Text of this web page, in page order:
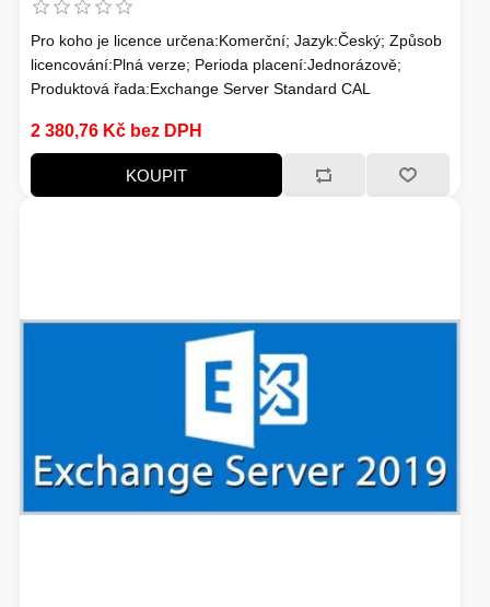
Pro koho je licence určena:Komerční; Jazyk:Český; Způsob
licencování:Plná verze; Perioda placení:Jednorázově;
Produktová řada:Exchange Server Standard CAL
2 380,76 Kč bez DPH
KOUPIT